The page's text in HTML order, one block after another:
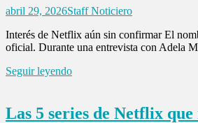
abril 29, 2026Staff Noticiero
Interés de Netflix aún sin confirmar El
oficial. Durante una entrevista con Adela
Seguir leyendo
Las 5 series de Netflix